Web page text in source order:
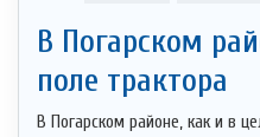
В Погарском
поле трактора
В Погарском районе, как и в